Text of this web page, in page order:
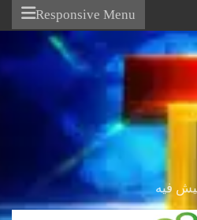
Responsive Menu
فيه